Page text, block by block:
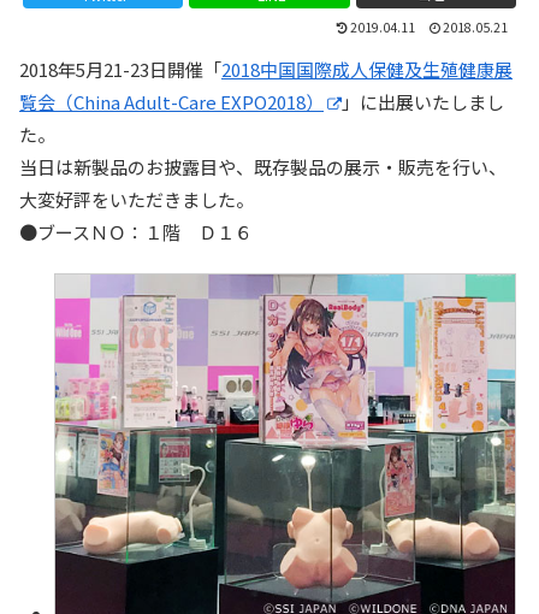
2019.04.11 2018.05.21
2018年5月21-23日開催「2018中国国際成人保健及生殖健康展
覧会（China Adult-Care EXPO2018）
」に出展いたしまし
た。
当日は新製品のお披露目や、既存製品の展示・販売を行い、
大変好評をいただきました。
●ブースＮＯ：１階 Ｄ１６